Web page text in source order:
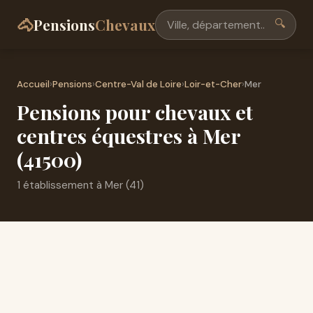
🐴PensionsChevaux 🔍
Accueil›Pensions›Centre-Val de Loire›Loir-et-Cher›Mer
Pensions pour chevaux et
centres équestres à Mer
(41500)
1 établissement à Mer (41)